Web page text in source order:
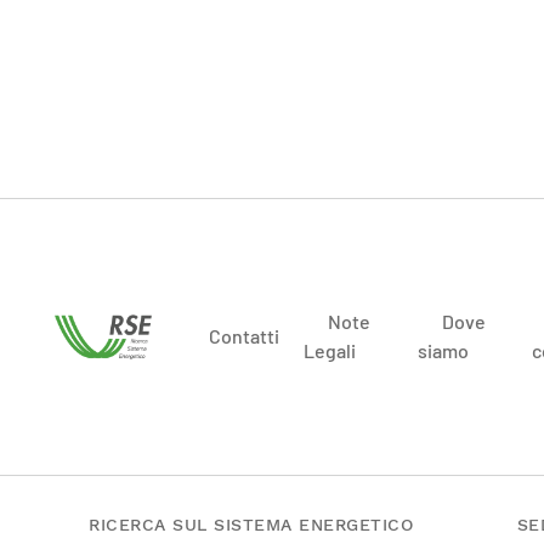
Contatti
Note
Legali
Dove
siamo
RICERCA SUL SISTEMA ENERGETICO